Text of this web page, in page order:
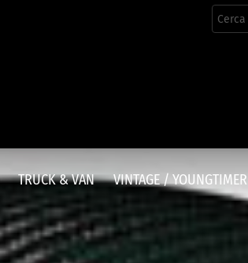
Cerca
per:
TRUCK & VAN VINTAGE / YOUNGTIMER